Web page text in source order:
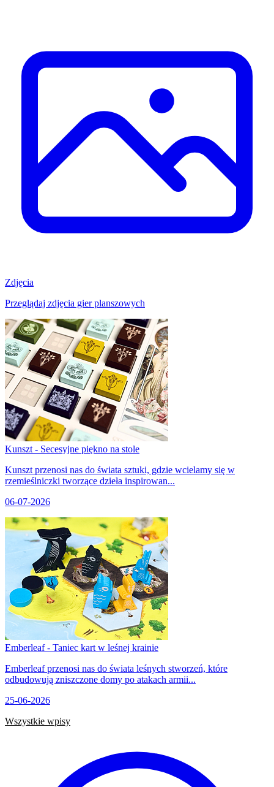
Zdjęcia
Przeglądaj zdjęcia gier planszowych
Kunszt - Secesyjne piękno na stole
Kunszt przenosi nas do świata sztuki, gdzie wcielamy się w
rzemieślniczki tworzące dzieła inspirowan...
06-07-2026
Emberleaf - Taniec kart w leśnej krainie
Emberleaf przenosi nas do świata leśnych stworzeń, które
odbudowują zniszczone domy po atakach armii...
25-06-2026
Wszystkie wpisy